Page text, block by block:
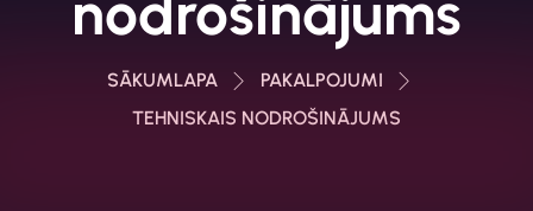
SĀKUMLAPA
PAKALPOJUMI
TEHNISKAIS NODROŠINĀJUMS